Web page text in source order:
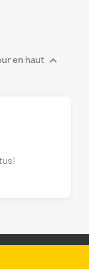
en haut 